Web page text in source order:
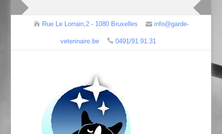
Rue Le Lorrain,2 - 1080 Bruxelles info@garde-
veterinaire.be 0491/91.91.31